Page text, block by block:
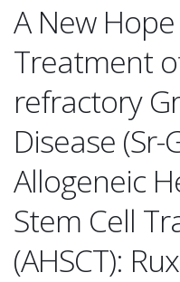
A New
Treatment
refractory
Disease
Allogeneic
Stem Cell
(AHSCT):